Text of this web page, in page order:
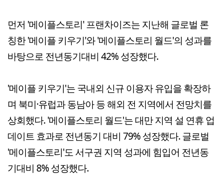
먼저 '메이플스토리' 프랜차이즈는 지난해 글로벌 론
칭한 '메이플 키우기'와 '메이플스토리 월드'의 성과를
바탕으로 전년동기대비 42% 성장했다.
'메이플 키우기'는 국내외 신규 이용자 유입을 확장하
며 북미·유럽과 동남아 등 해외 전 지역에서 전망치를
상회했다. '메이플스토리 월드'는 대만 지역 설 연휴 업
데이트 효과로 전년동기 대비 79% 성장했다. 글로벌
'메이플스토리'도 서구권 지역 성과에 힘입어 전년동
기대비 8% 성장했다.